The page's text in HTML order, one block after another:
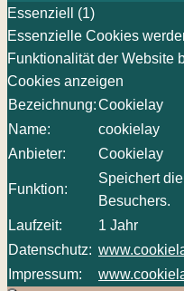
Essenziell (1)
Essenzielle Cookies
Funktionalität der Website
Cookies anzeigen
Bezeichnung:Cookielay
Name:
cookielay
Anbieter:
Cookielay
Funktion:
Speichert
Besuchers.
Laufzeit:
1 Jahr
Datenschutz:
Impressum: